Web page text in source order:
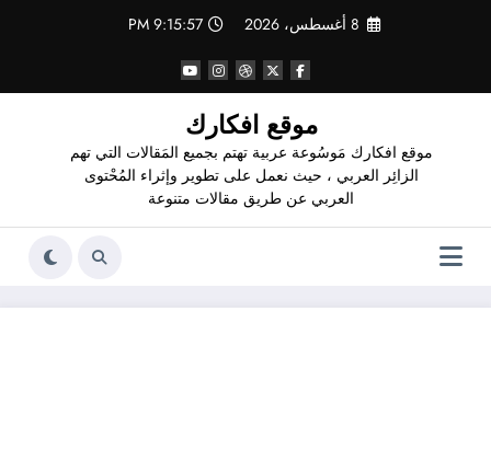
8 أغسطس، 2026 9:15:57 PM
موقع افكارك
موقع افكارك مَوسُوعة عربية تهتم بجميع المَقالات التي تهم
الزائِر العربي ، حيث نعمل على تطوير وإثراء المُحْتوى
العربي عن طريق مقالات متنوعة